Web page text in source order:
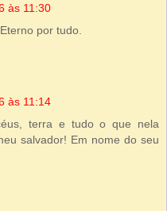
às 11:30
por tudo.
às 11:14
terra e tudo o que nela
salvador! Em nome do seu